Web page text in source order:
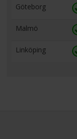
Göteborg
Malmö
Linköping